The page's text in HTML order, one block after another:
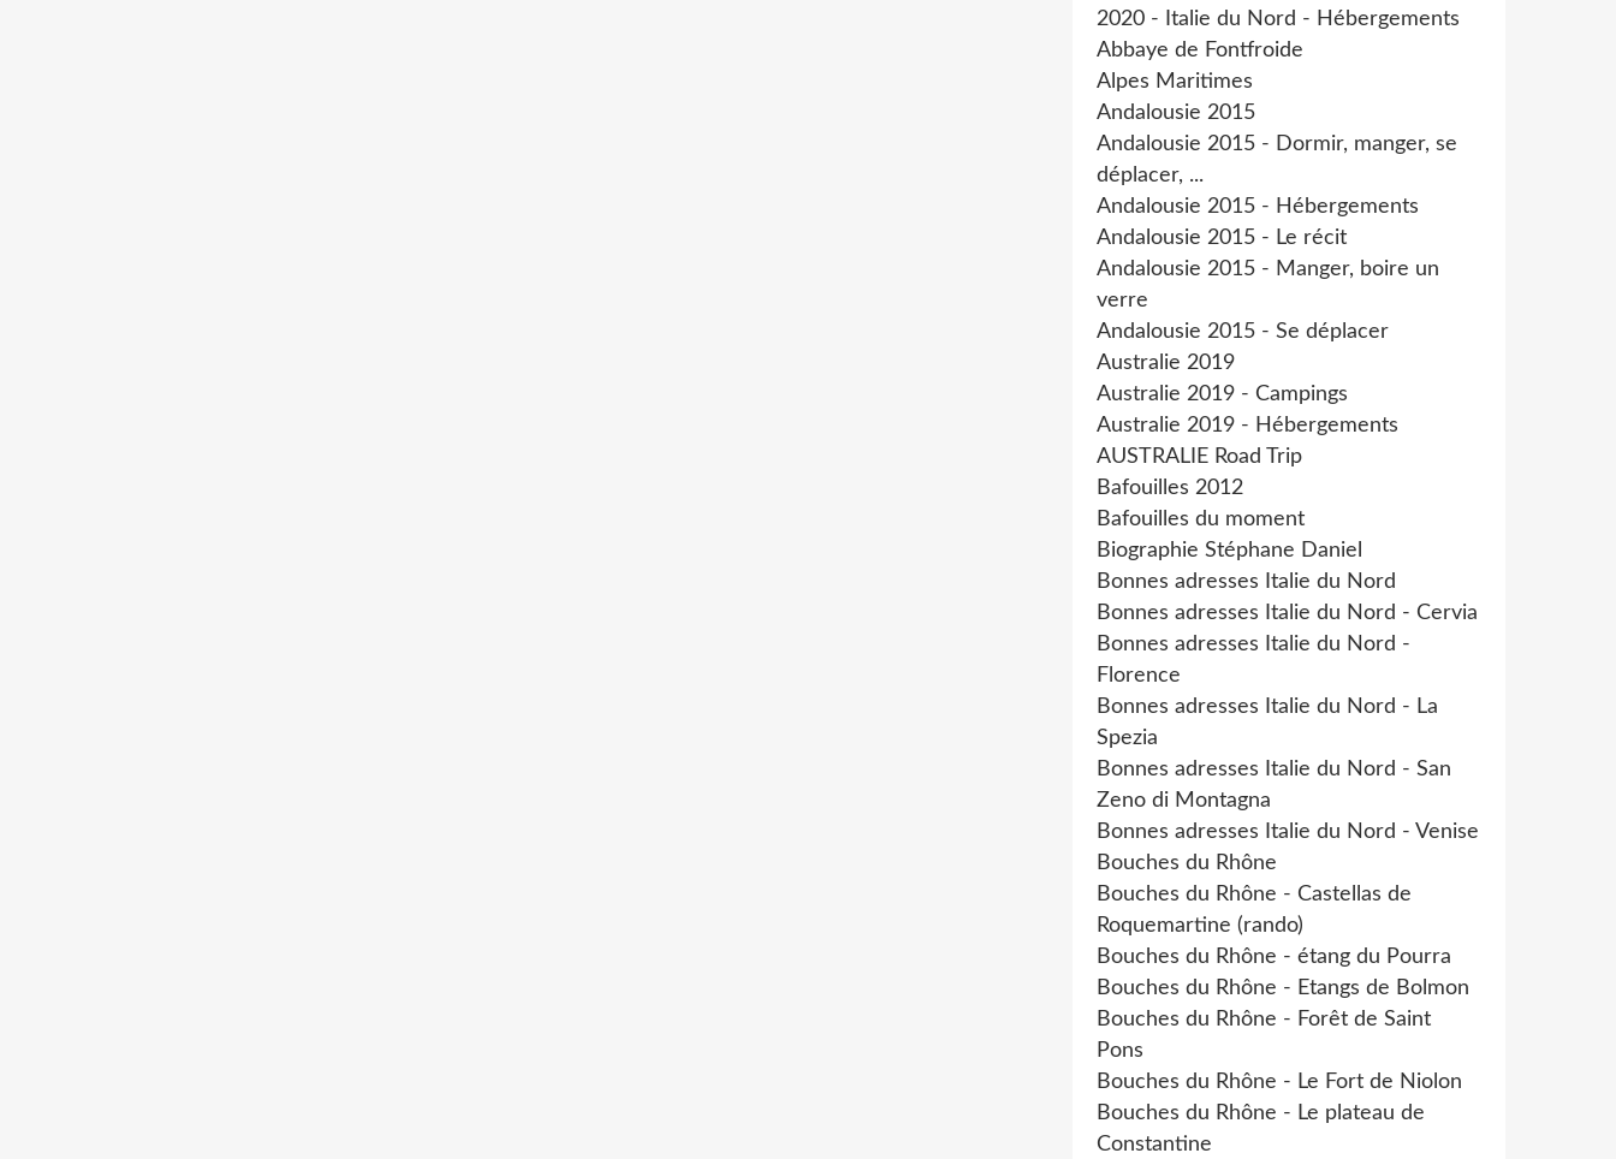
2020 - Italie du Nord - Hébergements
Abbaye de Fontfroide
Alpes Maritimes
Andalousie 2015
Andalousie 2015 - Dormir, manger, se
déplacer, ...
Andalousie 2015 - Hébergements
Andalousie 2015 - Le récit
Andalousie 2015 - Manger, boire un
verre
Andalousie 2015 - Se déplacer
Australie 2019
Australie 2019 - Campings
Australie 2019 - Hébergements
AUSTRALIE Road Trip
Bafouilles 2012
Bafouilles du moment
Biographie Stéphane Daniel
Bonnes adresses Italie du Nord
Bonnes adresses Italie du Nord - Cervia
Bonnes adresses Italie du Nord -
Florence
Bonnes adresses Italie du Nord - La
Spezia
Bonnes adresses Italie du Nord - San
Zeno di Montagna
Bonnes adresses Italie du Nord - Venise
Bouches du Rhône
Bouches du Rhône - Castellas de
Roquemartine (rando)
Bouches du Rhône - étang du Pourra
Bouches du Rhône - Etangs de Bolmon
Bouches du Rhône - Forêt de Saint
Pons
Bouches du Rhône - Le Fort de Niolon
Bouches du Rhône - Le plateau de
Constantine